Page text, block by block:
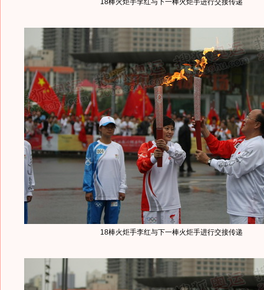
18棒火炬手李红与下一棒火炬手进行交接传递
18棒火炬手李红与下一棒火炬手进行交接传递